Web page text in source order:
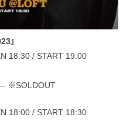
』
18:30 / START 19:00
※SOLDOUT
18:00 / START 18:30